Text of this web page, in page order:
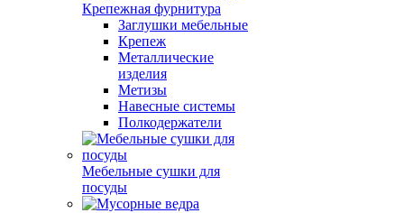
Крепежная фурнитура
Заглушки мебельные
Крепеж
Металлические
изделия
Метизы
Навесные системы
Полкодержатели
Мебельные сушки для
посуды